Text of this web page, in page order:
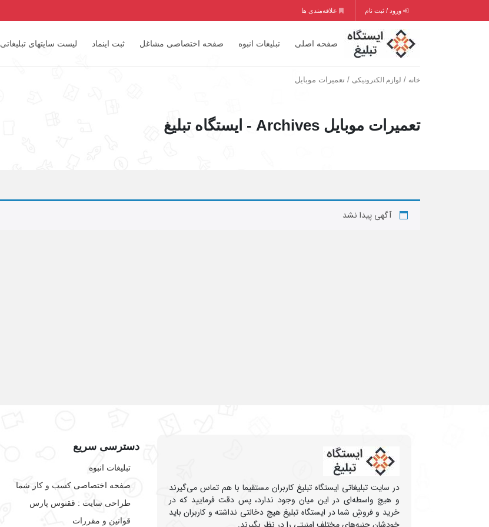
ورود / ثبت نام علاقه‌مندی ها
صفحه اصلی تبلیغات انبوه صفحه اختصاصی مشاغل ثبت اینماد لیست سایتهای تبلیغاتی
خانه / لوازم الکترونیکی / تعمیرات موبایل
تعمیرات موبایل Archives - ایستگاه تبلیغ
آگهی پیدا نشد
در سایت تبلیغاتی ایستگاه تبلیغ کاربران مستقیما با هم تماس می‌گیرند
و هیچ واسطه‌ای در این میان وجود ندارد، پس دقت فرمایید که در
خرید و فروشِ شما در ایستگاه تبلیغ هیچ دخالتی نداشته و کاربران باید
دسترسی سریع
تبلیغات انبوه
صفحه اختصاصی کسب و کار شما
طراحی سایت :‌ ققنوس پارس
قوانین و مقررات